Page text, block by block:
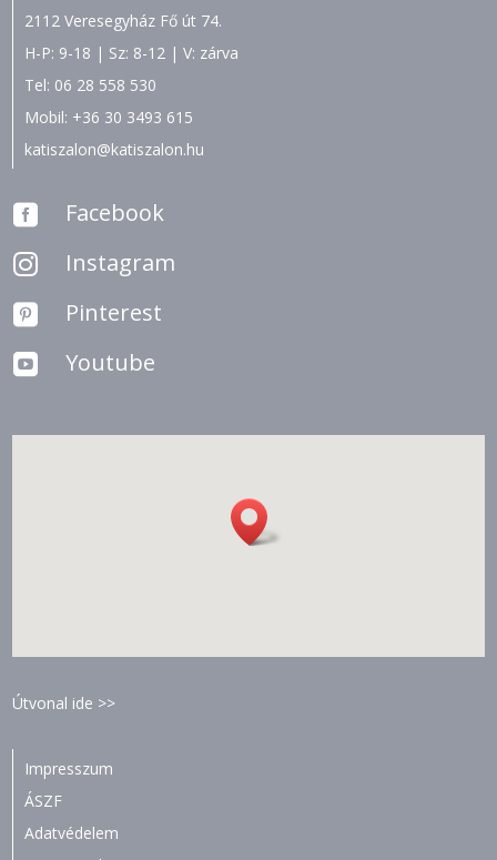
2112 Veresegyház Fő út 74.
H-P: 9-18 | Sz: 8-12 | V: zárva
Tel: 06 28 558 530
Mobil: +36 30 3493 615
katiszalon@katiszalon.hu
 Facebook
 Instagram
 Pinterest
 Youtube
Útvonal ide >>
Impresszum
ÁSZF
Adatvédelem